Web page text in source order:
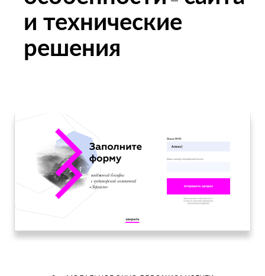
и технические
решения